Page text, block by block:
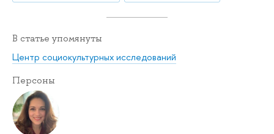
В статье упомянуты
Центр социокультурных исследований
Персоны